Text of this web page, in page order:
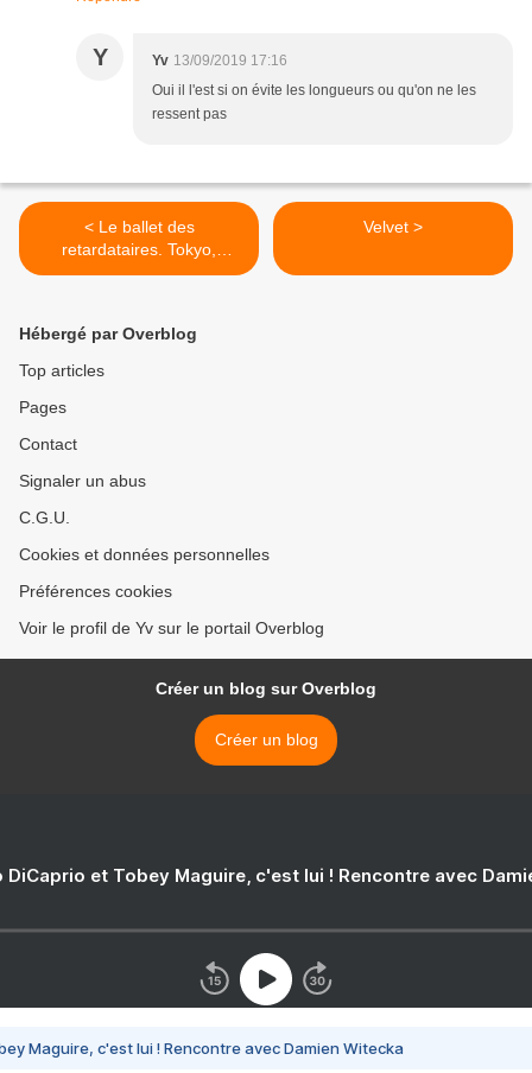
Y Yv 13/09/2019 17:16
Oui il l'est si on évite les longueurs ou qu'on ne les
ressent pas
< Le ballet des
retardataires. Tokyo,
tambours et tremblements
Velvet >
Hébergé par Overblog
Top articles
Pages
Contact
Signaler un abus
C.G.U.
Cookies et données personnelles
Préférences cookies
Voir le profil de Yv sur le portail Overblog
Créer un blog sur Overblog
Créer un blog
DiCaprio et Tobey Maguire, c'est lui ! Rencontre avec
Maguire, c'est lui ! Rencontre avec Damien Witecka